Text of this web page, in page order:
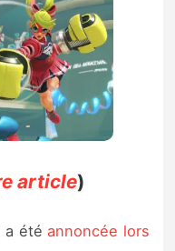
article)
a étéannoncée lors